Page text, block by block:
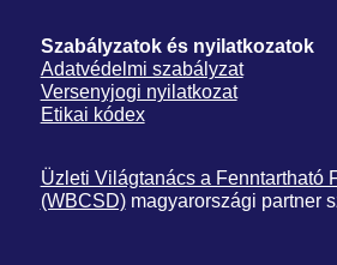
Szabályzatok és nyilatkozatok
Adatvédelmi szabályzat
Versenyjogi nyilatkozat
Etikai kódex
Üzleti Világtanács a Fenntartható
(WBCSD)magyarországi partner